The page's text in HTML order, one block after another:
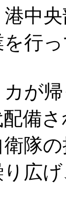
中
行
が
備
隊
広